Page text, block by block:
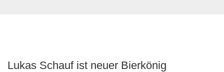
Lukas Schauf ist neuer Bierkönig